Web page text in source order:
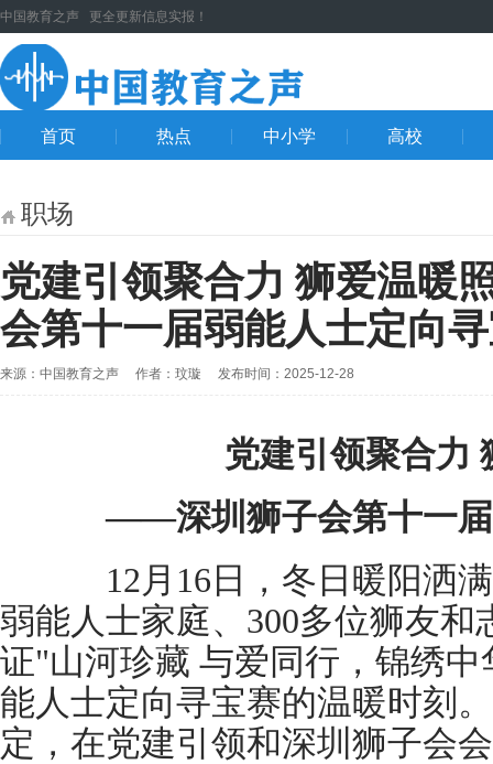
中国教育之声 更全更新信息实报！
首页 热点 中小学 高校
职场
党建引领聚合力 狮爱温
会第十一届弱能人士定向
来源：中国教育之声 作者：玟璇 发布时间：2025-12-28
党建引领聚合力
——深圳狮子会第十一届
12月16日，冬日暖阳洒满
弱能人士家庭、300多位狮友
证"山河珍藏 与爱同行，锦绣
能人士定向寻宝赛的温暖时刻
定，在党建引领和深圳狮子会